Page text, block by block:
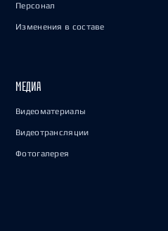
Персонал
Изменения в составе
МЕДИА
Видеоматериалы
Видеотрансляции
Фотогалерея